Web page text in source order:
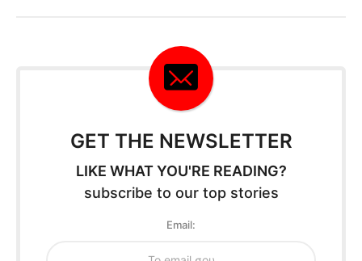
GET THE NEWSLETTER
LIKE WHAT YOU'RE READING?
subscribe to our top stories
Email: